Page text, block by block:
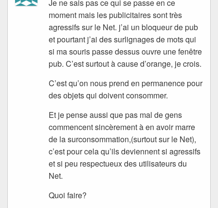
Je ne sais pas ce qui se passe en ce
moment mais les publicitaires sont très
agressifs sur le Net. j’ai un bloqueur de pub
et pourtant j’ai des surlignages de mots qui
si ma souris passe dessus ouvre une fenêtre
pub. C’est surtout à cause d’orange, je crois.
C’est qu’on nous prend en permanence pour
des objets qui doivent consommer.
Et je pense aussi que pas mal de gens
commencent sincèrement à en avoir marre
de la surconsommation,(surtout sur le Net),
c’est pour cela qu’ils deviennent si agressifs
et si peu respectueux des utilisateurs du
Net.
Quoi faire?